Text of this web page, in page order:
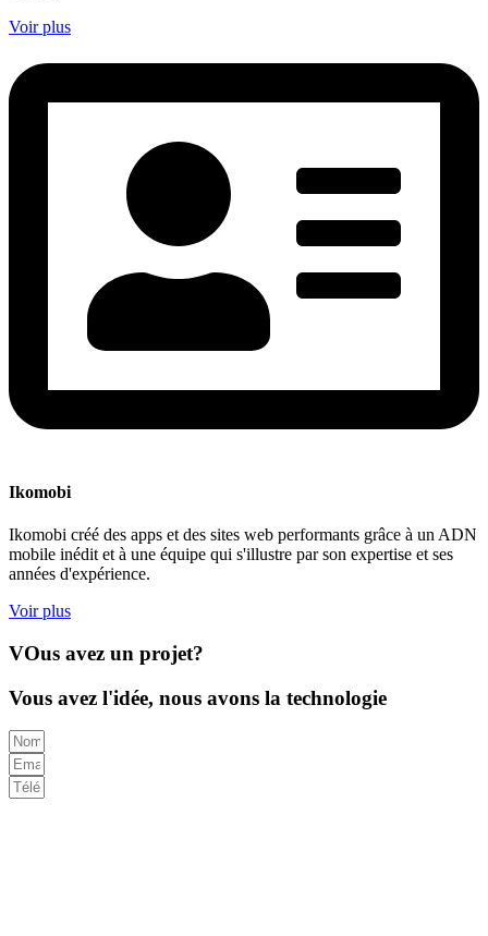
Voir plus
Ikomobi
Ikomobi créé des apps et des sites web performants grâce à un ADN
mobile inédit et à une équipe qui s'illustre par son expertise et ses
années d'expérience.
Voir plus
VOus avez un projet?
Vous avez l'idée, nous avons la technologie